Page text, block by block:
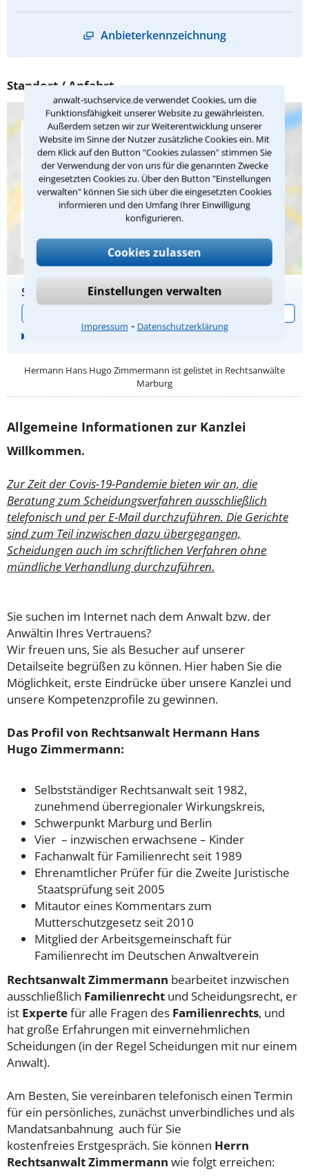
anwalt-suchservice.de verwendet Cookies, um die
Funktionsfähigkeit unserer Website zu gewährleisten.
Außerdem setzen wir zur Weiterentwicklung unserer
Website im Sinne der Nutzer zusätzliche Cookies ein. Mit
dem Klick auf den Button "Cookies zulassen" stimmen Sie
der Verwendung der von uns für die genannten Zwecke
eingesetzten Cookies zu. Über den Button "Einstellungen
verwalten" können Sie sich über die eingesetzten Cookies
informieren und den Umfang Ihrer Einwilligung
konfigurieren.
Cookies zulassen
Einstellungen verwalten
Impressum ⁃ Datenschutzerklärung
Anbieterkennzeichnung
Standort / Anfahrt
Bei der Einbindung von Google Maps übermitteln wir Daten
an Google LLC. Wenn Sie in die Nutzung von Google Maps
einwilligen möchten, klicken Sie bitte auf "OK". Sie können
Ihre Einwilligung jederzeit widerrufen. Weitere Infos finden
Sie in derDatenschutzerklärung.
OK
Startadresse
Hermann Hans Hugo Zimmermann ist gelistet in Rechtsanwälte
Marburg
Allgemeine Informationen zur Kanzlei
Willkommen.
Zur Zeit der Covis-19-Pandemie bieten wir an, die
Beratung zum Scheidungsverfahren ausschließlich
telefonisch und per E-Mail durchzuführen. Die Gerichte
sind zum Teil inzwischen dazu übergegangen,
Scheidungen auch im schriftlichen Verfahren ohne
mündliche Verhandlung durchzuführen.
Sie suchen im Internet nach dem Anwalt bzw. der
Anwältin Ihres Vertrauens?
Wir freuen uns, Sie als Besucher auf unserer
Detailseite begrüßen zu können. Hier haben Sie die
Möglichkeit, erste Eindrücke über unsere Kanzlei und
unsere Kompetenzprofile zu gewinnen.
Das Profil von Rechtsanwalt Hermann Hans
Hugo Zimmermann:
Selbstständiger Rechtsanwalt seit 1982,
zunehmend überregionaler Wirkungskreis,
Schwerpunkt Marburg und Berlin
Vier – inzwischen erwachsene – Kinder
Fachanwalt für Familienrecht seit 1989
Ehrenamtlicher Prüfer für die Zweite Juristische
Staatsprüfung seit 2005
Mitautor eines Kommentars zum
Mutterschutzgesetz seit 2010
Mitglied der Arbeitsgemeinschaft für
Familienrecht im Deutschen Anwaltverein
Rechtsanwalt Zimmermann bearbeitet inzwischen
ausschließlich Familienrecht und Scheidungsrecht, er
ist Expertefür alle Fragen des Familienrechts, und
hat große Erfahrungen mit einvernehmlichen
Scheidungen (in der Regel Scheidungen mit nur einem
Anwalt).
Am Besten, Sie vereinbaren telefonisch einen Termin
für ein persönliches, zunächst unverbindliches und als
Mandatsanbahnung auch für Sie
kostenfreies Erstgespräch. Sie können Herrn
Rechtsanwalt Zimmermann wie folgt erreichen: